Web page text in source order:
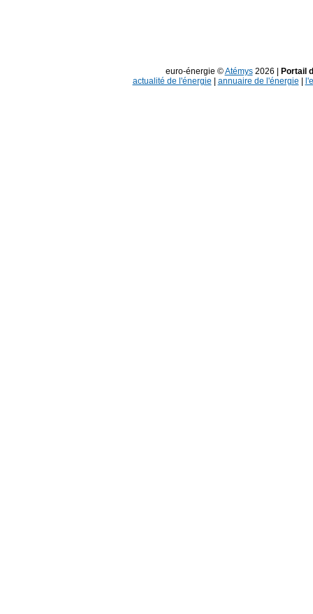
euro-énergie ©Atémys2026 |
Portail
actualité de l'énergie
annuaire de l'énergie